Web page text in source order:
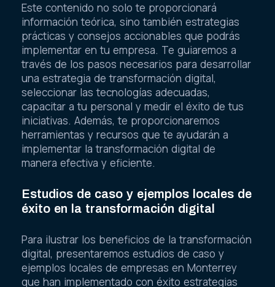
Este contenido no solo te proporcionará
información teórica, sino también estrategias
prácticas y consejos accionables que podrás
implementar en tu empresa. Te guiaremos a
través de los pasos necesarios para desarrollar
una estrategia de transformación digital,
seleccionar las tecnologías adecuadas,
capacitar a tu personal y medir el éxito de tus
iniciativas. Además, te proporcionaremos
herramientas y recursos que te ayudarán a
implementar la transformación digital de
manera efectiva y eficiente.
Estudios de caso y ejemplos locales de
éxito en la transformación digital
Para ilustrar los beneficios de la transformación
digital, presentaremos estudios de caso y
ejemplos locales de empresas en Monterrey
que han implementado con éxito estrategias